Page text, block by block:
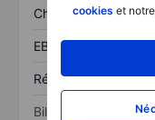
cookies et
Chiffre d’affaires
EBITDA
Résultat net
Bilan